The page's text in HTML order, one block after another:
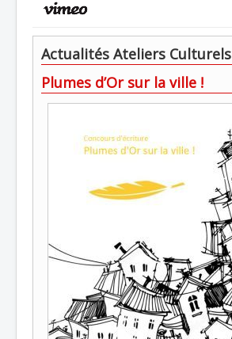
Actualités Ateliers Culturels
Plumes d’Or sur la ville !